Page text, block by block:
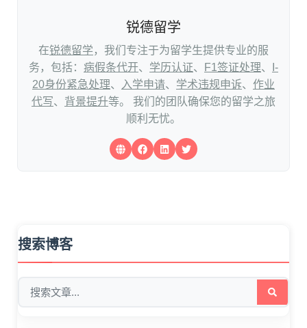
锐德留学
在锐德留学 ，我们专注于为留学生提供专业的服
务，包括： 病假条代开、 学历认证、 F1签证处理、
I-
20身份紧急处理、 入学申请、 学术违规申诉、 作业
代写、 背景提升等。 我们的团队确保您的留学之旅
顺利无忧。
搜索博客